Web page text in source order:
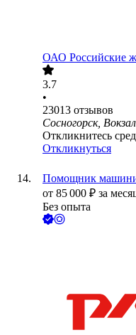
ОАО Российские
3.7
•
23013 отзывов
Сосногорск,
Откликнитесь
Откликнуться
Помощник
от 85 000 ₽ за
Без опыта